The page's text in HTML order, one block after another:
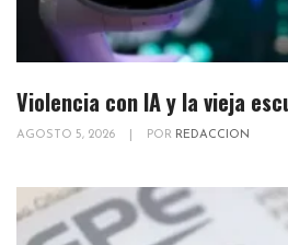
Violencia con IA y la vieja
AGOSTO 5, 2026 POR REDACCION